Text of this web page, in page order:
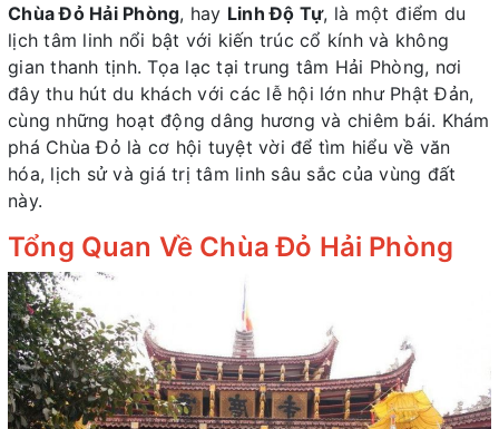
Chùa Đỏ Hải Phòng, hay Linh Độ Tự, là một điểm du
lịch tâm linh nổi bật với kiến trúc cổ kính và không
gian thanh tịnh. Tọa lạc tại trung tâm Hải Phòng, nơi
đây thu hút du khách với các lễ hội lớn như Phật Đản,
cùng những hoạt động dâng hương và chiêm bái. Khám
phá Chùa Đỏ là cơ hội tuyệt vời để tìm hiểu về văn
hóa, lịch sử và giá trị tâm linh sâu sắc của vùng đất
này.
Tổng Quan Về Chùa Đỏ Hải Phòng